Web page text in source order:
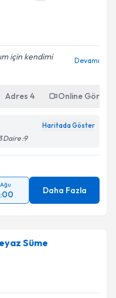
için kendimi
Devamı
Adres 4 Online
Haritada Göster
Daire :9
Ağu
Daha Fazla
Süme